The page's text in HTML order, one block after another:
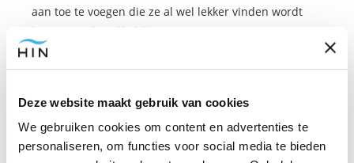
Deze website maakt gebruik van cookies
We gebruiken cookies om content en advertenties te
personaliseren, om functies voor social media te bieden
aan toe te voegen die ze al wel lekker vinden wordt
het een stuk makkelijker.
Maak de groente onweerstaanbaar
Wie zegt dat je groenten alleen mag koken? Gebakken
groente is vaak veel smaakvoller. Daarbij kun je ze
dan ook makkelijker kruiden.Gebruik bijvoorbeeld